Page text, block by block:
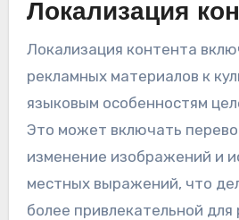
Локализация
Локализация контента
рекламных материалов к
языковым особенностям
Это может включать
изменение изображений и
местных выражений, что
более привлекательной для